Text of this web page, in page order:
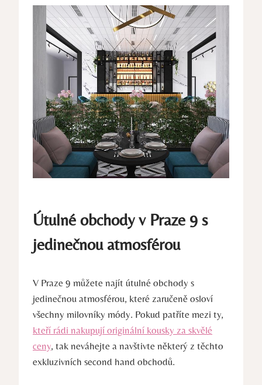
Útulné obchody v Praze 9 s
jedinečnou atmosférou
V Praze 9 můžete najít útulné obchody s
jedinečnou atmosférou, které zaručeně osloví
všechny milovníky módy. Pokud patříte mezi ty,
kteří rádi nakupují originální kousky za skvělé
ceny, tak neváhejte a navštivte některý z těchto
exkluzivních second hand obchodů.